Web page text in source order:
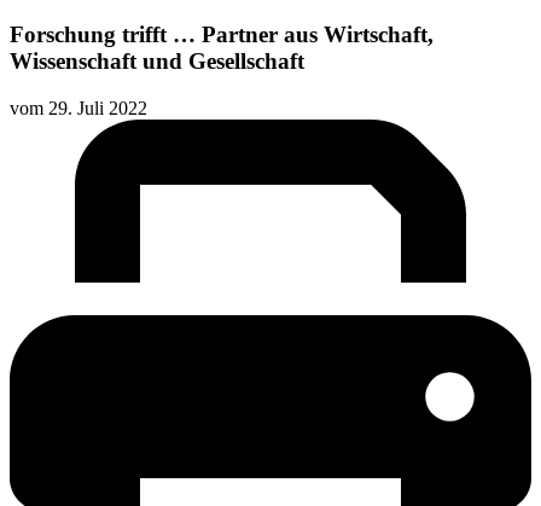
Forschung trifft … Partner aus Wirtschaft,
Wissenschaft und Gesellschaft
vom 29. Juli 2022